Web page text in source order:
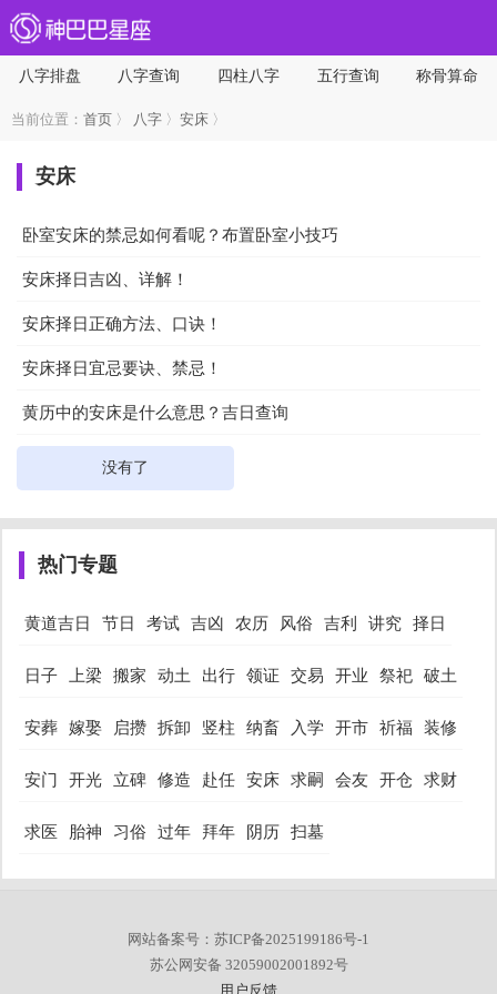
八字排盘 八字查询 四柱八字 五行查询 称骨算命
当前位置： 首页 〉 八字 〉 安床 〉
安床
卧室安床的禁忌如何看呢？布置卧室小技巧
安床择日吉凶、详解！
安床择日正确方法、口诀！
安床择日宜忌要诀、禁忌！
黄历中的安床是什么意思？吉日查询
没有了
热门专题
黄道吉日 节日 考试 吉凶 农历 风俗 吉利 讲究 择日
日子 上梁 搬家 动土 出行 领证 交易 开业 祭祀 破土
安葬 嫁娶 启攒 拆卸 竖柱 纳畜 入学 开市 祈福 装修
安门 开光 立碑 修造 赴任 安床 求嗣 会友 开仓 求财
求医 胎神 习俗 过年 拜年 阴历 扫墓
网站备案号：苏ICP备2025199186号-1
苏公网安备 32059002001892号
用户反馈